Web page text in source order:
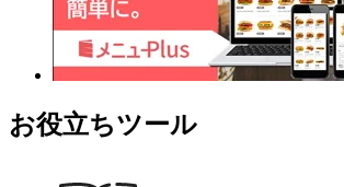
お役立ちツール